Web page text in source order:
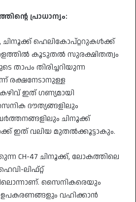
പ്രാധാന്യം:
ചിനൂക്ക് ഹെലികോപ്റ്ററുകൾക്ക്
കൂടുതൽ സുരക്ഷിതത്വം
തിരിച്ചറിയുന്ന
രക്ഷനേടാനുള്ള
കഴിവ് ഇത് ഗണ്യമായി
ദൗത്യങ്ങളിലും
ചിനൂക്ക്
ഇത് വലിയ മുതൽക്കൂട്ടാകും.
CH-47 ചിനൂക്ക്, ലോകത്തിലെ
ലിഫ്റ്റ്
സൈനികരെയും
വഹിക്കാൻ